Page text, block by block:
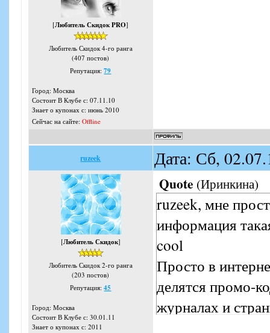
[Любитель Скидок PRO]
Любитель Скидок 4-го ранга
(407 постов)
Репутация:79
Город: Москва
Состоит В Клубе с: 07.11.10
Знает о купонах с: июнь 2010
Сейчас на сайте: Offline
ruzeek Дата: Сб,
[Любитель Скидок]
Любитель Скидок 2-го ранга
(203 постов)
Репутация:45
Город: Москва
Состоит В Клубе с: 30.01.11
Знает о купонах с: 2011
Quote (Иринкина)
ruzeek, мне
информация
cool
Просто в
делятся промо-
журналах и